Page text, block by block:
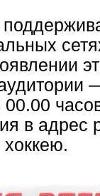
в адрес